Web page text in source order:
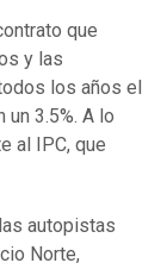
que
y las
los años el
3.5%. A lo
al IPC, que
autopistas
Norte,